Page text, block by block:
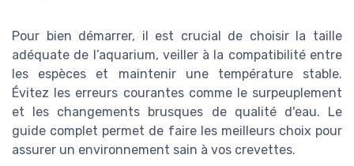
Pour bien démarrer, il est crucial de choisir la taille
adéquate de l’aquarium, veiller à la compatibilité entre
les espèces et maintenir une température stable.
Évitez les erreurs courantes comme le surpeuplement
et les changements brusques de qualité d'eau. Le
guide complet permet de faire les meilleurs choix pour
assurer un environnement sain à vos crevettes.